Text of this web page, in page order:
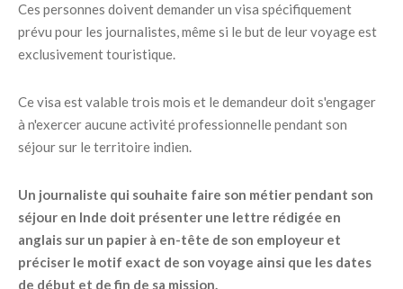
Ces personnes doivent demander un visa spécifiquement
prévu pour les journalistes, même si le but de leur voyage est
exclusivement touristique.
Ce visa est valable trois mois et le demandeur doit s'engager
à n'exercer aucune activité professionnelle pendant son
séjour sur le territoire indien.
Un journaliste qui souhaite faire son métier pendant son
séjour en Inde doit présenter une lettre rédigée en
anglais sur un papier à en-tête de son employeur et
préciser le motif exact de son voyage ainsi que les dates
de début et de fin de sa mission.